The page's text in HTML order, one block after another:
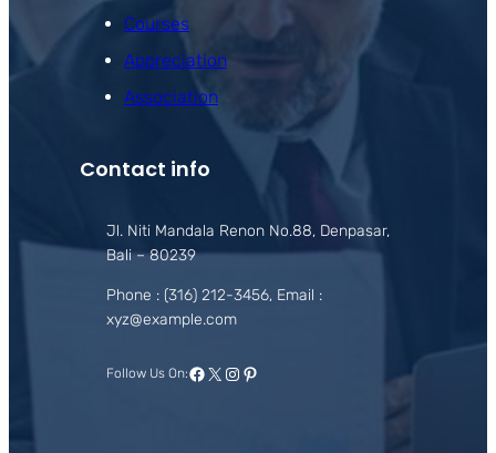
Courses
Appreciation
Association
Contact info
Jl. Niti Mandala Renon No.88, Denpasar,
Bali – 80239
Phone : (316) 212-3456, Email :
xyz@example.com
Follow Us On:Facebook
X Instagram
Pinterest